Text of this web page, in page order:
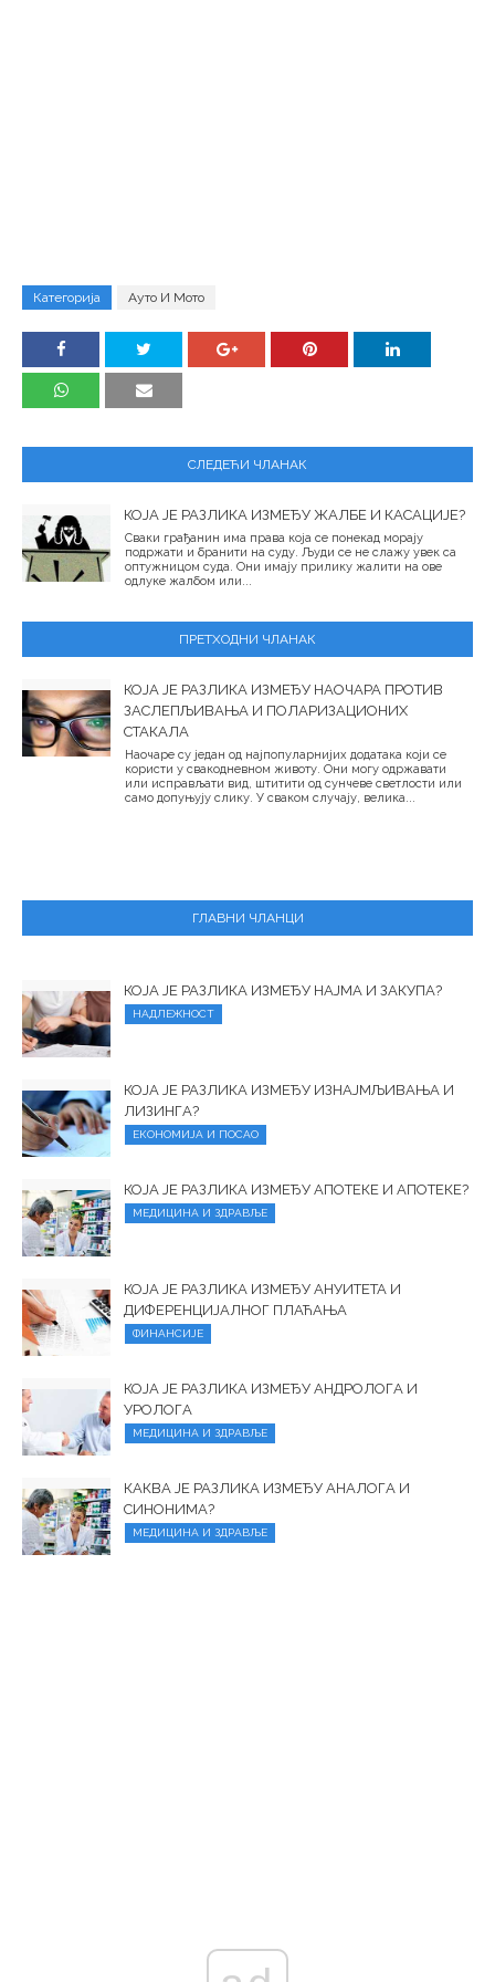
Категорија Ауто И Мото
СЛЕДЕЋИ ЧЛАНАК
КОЈА ЈЕ РАЗЛИКА ИЗМЕЂУ ЖАЛБЕ И КАСАЦИЈЕ?
Сваки грађанин има права која се понекад морају
подржати и бранити на суду. Људи се не слажу увек са
оптужницом суда. Они имају прилику жалити на ове
одлуке жалбом или...
ПРЕТХОДНИ ЧЛАНАК
КОЈА ЈЕ РАЗЛИКА ИЗМЕЂУ НАОЧАРА ПРОТИВ
ЗАСЛЕПЉИВАЊА И ПОЛАРИЗАЦИОНИХ
СТАКАЛА
Наочаре су један од најпопуларнијих додатака који се
користи у свакодневном животу. Они могу одржавати
или исправљати вид, штитити од сунчеве светлости или
само допуњују слику. У сваком случају, велика...
ГЛАВНИ ЧЛАНЦИ
КОЈА ЈЕ РАЗЛИКА ИЗМЕЂУ НАЈМА И ЗАКУПА?
НАДЛЕЖНОСТ
КОЈА ЈЕ РАЗЛИКА ИЗМЕЂУ ИЗНАЈМЉИВАЊА И
ЛИЗИНГА?
ЕКОНОМИЈА И ПОСАО
КОЈА ЈЕ РАЗЛИКА ИЗМЕЂУ АПОТЕКЕ И АПОТЕКЕ?
МЕДИЦИНА И ЗДРАВЉЕ
КОЈА ЈЕ РАЗЛИКА ИЗМЕЂУ АНУИТЕТА И
ДИФЕРЕНЦИЈАЛНОГ ПЛАЋАЊА
ФИНАНСИЈЕ
КОЈА ЈЕ РАЗЛИКА ИЗМЕЂУ АНДРОЛОГА И
УРОЛОГА
МЕДИЦИНА И ЗДРАВЉЕ
КАКВА ЈЕ РАЗЛИКА ИЗМЕЂУ АНАЛОГА И
СИНОНИМА?
МЕДИЦИНА И ЗДРАВЉЕ